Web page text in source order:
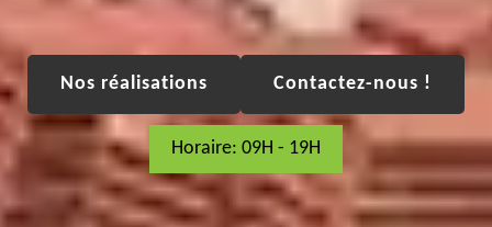
Nos réalisations Contactez-nous !
Horaire: 09H - 19H